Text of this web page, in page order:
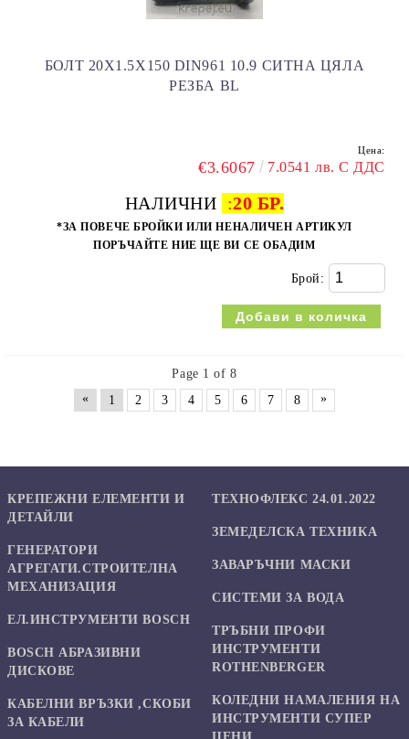
БОЛТ 20Х1.5Х150 DIN961 10.9 СИТНА ЦЯЛА
РЕЗБА BL
Цена:
€3.6067 7.0541 лв. С ДДС
НАЛИЧНИ :20 БР.
*ЗА ПОВЕЧЕ БРОЙКИ ИЛИ НЕНАЛИЧЕН АРТИКУЛ
ПОРЪЧАЙТЕ НИЕ ЩЕ ВИ СЕ ОБАДИМ
Брой:
Page 1 of 8
«
1 2 3 4 5 6 7 8 »
КРЕПЕЖНИ ЕЛЕМЕНТИ И
ДЕТАЙЛИ
ГЕНЕРАТОРИ
АГРЕГАТИ.СТРОИТЕЛНА
МЕХАНИЗАЦИЯ
ЕЛ.ИНСТРУМЕНТИ BOSCH
BOSCH АБРАЗИВНИ
ДИСКОВЕ
КАБЕЛНИ ВРЪЗКИ ,СКОБИ
ЗА КАБЕЛИ
ТЕХНОФЛЕКС 24.01.2022
ЗЕМЕДЕЛСКА ТЕХНИКА
ЗАВАРЪЧНИ МАСКИ
СИСТЕМИ ЗА ВОДА
ТРЪБНИ ПРОФИ
ИНСТРУМЕНТИ
ROTHENBERGER
КОЛЕДНИ НАМАЛЕНИЯ НА
ИНСТРУМЕНТИ СУПЕР